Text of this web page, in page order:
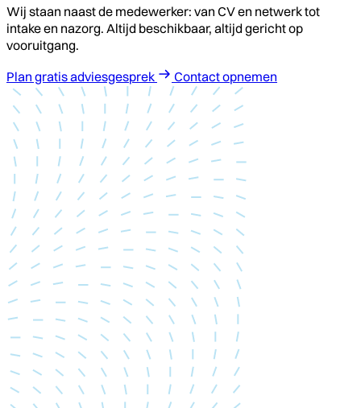
Wij staan naast de medewerker: van CV en netwerk tot
intake en nazorg. Altijd beschikbaar, altijd gericht op
vooruitgang.
Plan gratis adviesgesprek
Contact opnemen